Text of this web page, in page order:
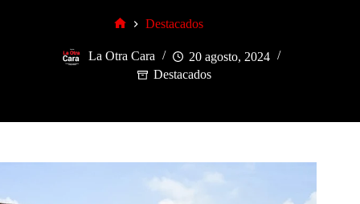
Destacados
La Otra Cara
20 agosto, 2024
Destacados